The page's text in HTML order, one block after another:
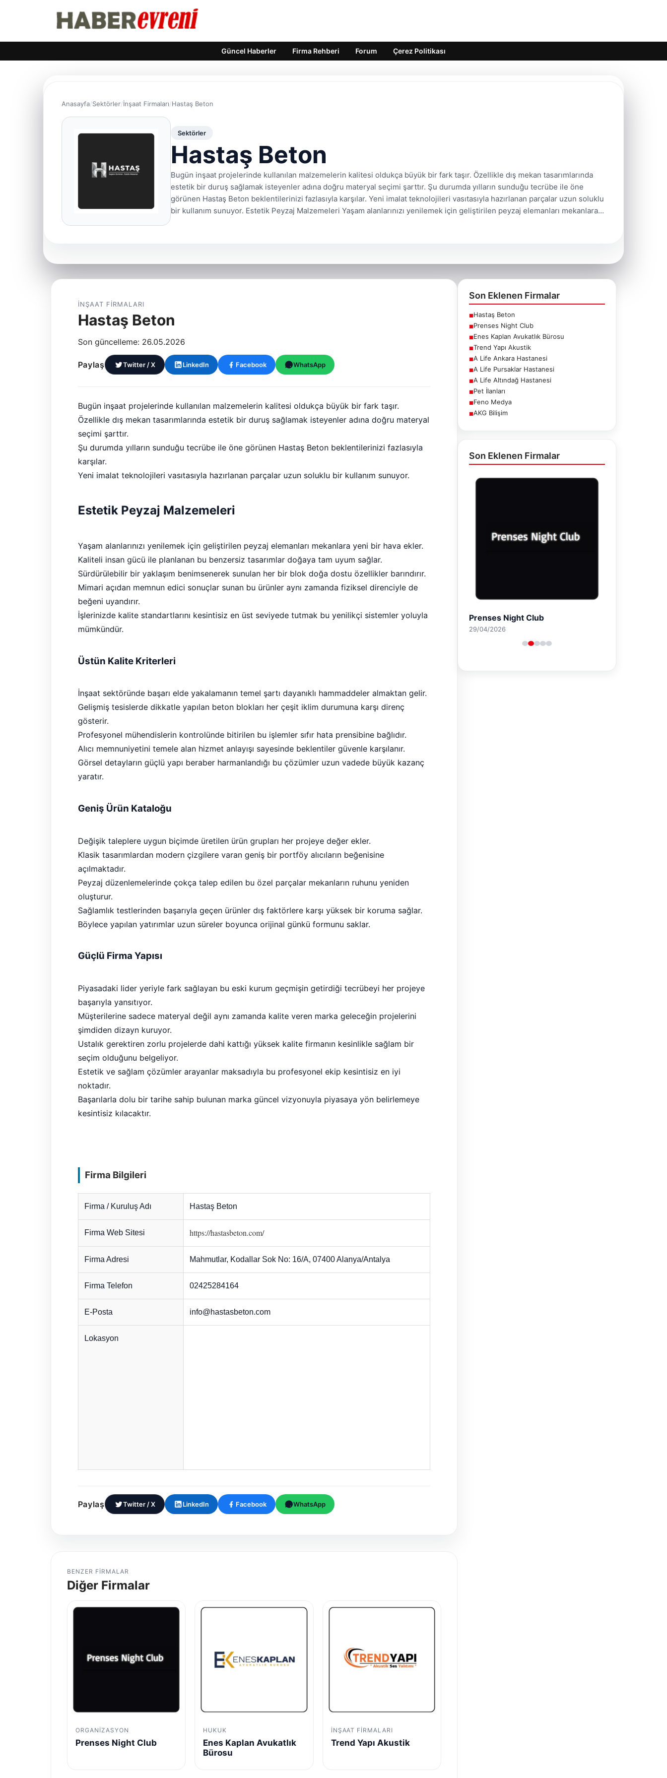
Güncel Haberler Firma Rehberi Forum Çerez Politikası
Anasayfa Sektörler İnşaat Firmaları Hastaş Beton
Sektörler
Hastaş Beton
Bugün inşaat projelerinde kullanılan malzemelerin kalitesi oldukça büyük bir fark taşır. Özellikle dış mekan tasarımlarında
estetik bir duruş sağlamak isteyenler adına doğru materyal seçimi şarttır. Şu durumda yılların sunduğu tecrübe ile öne
görünen Hastaş Beton beklentilerinizi fazlasıyla karşılar. Yeni imalat teknolojileri vasıtasıyla hazırlanan parçalar uzun soluklu
bir kullanım sunuyor. Estetik Peyzaj Malzemeleri Yaşam alanlarınızı yenilemek için geliştirilen peyzaj elemanları mekanlara…
İNŞAAT FIRMALARI
Hastaş Beton
Son güncelleme: 26.05.2026
Paylaş Twitter / X LinkedIn Facebook WhatsApp
Bugün inşaat projelerinde kullanılan malzemelerin kalitesi oldukça büyük bir fark taşır.
Özellikle dış mekan tasarımlarında estetik bir duruş sağlamak isteyenler adına doğru materyal
seçimi şarttır.
Şu durumda yılların sunduğu tecrübe ile öne görünen Hastaş Beton beklentilerinizi fazlasıyla
karşılar.
Yeni imalat teknolojileri vasıtasıyla hazırlanan parçalar uzun soluklu bir kullanım sunuyor.
Estetik Peyzaj Malzemeleri
Yaşam alanlarınızı yenilemek için geliştirilen peyzaj elemanları mekanlara yeni bir hava ekler.
Kaliteli insan gücü ile planlanan bu benzersiz tasarımlar doğaya tam uyum sağlar.
Sürdürülebilir bir yaklaşım benimsenerek sunulan her bir blok doğa dostu özellikler barındırır.
Mimari açıdan memnun edici sonuçlar sunan bu ürünler aynı zamanda fiziksel direnciyle de
beğeni uyandırır.
İşlerinizde kalite standartlarını kesintisiz en üst seviyede tutmak bu yenilikçi sistemler yoluyla
mümkündür.
Üstün Kalite Kriterleri
İnşaat sektöründe başarı elde yakalamanın temel şartı dayanıklı hammaddeler almaktan gelir.
Gelişmiş tesislerde dikkatle yapılan beton blokları her çeşit iklim durumuna karşı direnç
gösterir.
Profesyonel mühendislerin kontrolünde bitirilen bu işlemler sıfır hata prensibine bağlıdır.
Alıcı memnuniyetini temele alan hizmet anlayışı sayesinde beklentiler güvenle karşılanır.
Görsel detayların güçlü yapı beraber harmanlandığı bu çözümler uzun vadede büyük kazanç
yaratır.
Geniş Ürün Kataloğu
Değişik taleplere uygun biçimde üretilen ürün grupları her projeye değer ekler.
Klasik tasarımlardan modern çizgilere varan geniş bir portföy alıcıların beğenisine
açılmaktadır.
Peyzaj düzenlemelerinde çokça talep edilen bu özel parçalar mekanların ruhunu yeniden
oluşturur.
Sağlamlık testlerinden başarıyla geçen ürünler dış faktörlere karşı yüksek bir koruma sağlar.
Böylece yapılan yatırımlar uzun süreler boyunca orijinal günkü formunu saklar.
Güçlü Firma Yapısı
Piyasadaki lider yeriyle fark sağlayan bu eski kurum geçmişin getirdiği tecrübeyi her projeye
başarıyla yansıtıyor.
Müşterilerine sadece materyal değil aynı zamanda kalite veren marka geleceğin projelerini
şimdiden dizayn kuruyor.
Ustalık gerektiren zorlu projelerde dahi kattığı yüksek kalite firmanın kesinlikle sağlam bir
seçim olduğunu belgeliyor.
Estetik ve sağlam çözümler arayanlar maksadıyla bu profesyonel ekip kesintisiz en iyi
noktadır.
Başarılarla dolu bir tarihe sahip bulunan marka güncel vizyonuyla piyasaya yön belirlemeye
kesintisiz kılacaktır.
Firma Bilgileri
Firma / Kuruluş Adı Hastaş Beton
Firma Web Sitesi https://hastasbeton.com/
Firma Adresi Mahmutlar, Kodallar Sok No: 16/A, 07400 Alanya/Antalya
Firma Telefon 02425284164
E-Posta info@hastasbeton.com
Lokasyon
Paylaş Twitter / X LinkedIn Facebook WhatsApp
BENZER FIRMALAR
Diğer Firmalar
ORGANIZASYON
Prenses Night Club
HUKUK
Enes Kaplan Avukatlık
Bürosu
İNŞAAT FIRMALARI
Trend Yapı Akustik
Son Eklenen Firmalar
■Hastaş Beton
■Prenses Night Club
■Enes Kaplan Avukatlık Bürosu
■Trend Yapı Akustik
■A Life Ankara Hastanesi
■A Life Pursaklar Hastanesi
■A Life Altındağ Hastanesi
■Pet İlanları
■Feno Medya
■AKG Bilişim
Son Eklenen Firmalar
Prenses Night Club
29/04/2026